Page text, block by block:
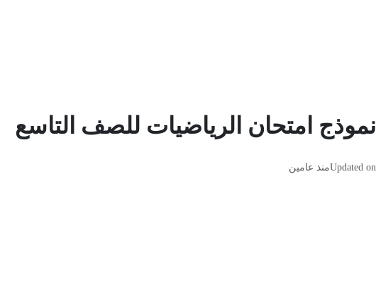
نموذج امتحان الرياضيات للصف التاسع
Updated onمنذ عامين